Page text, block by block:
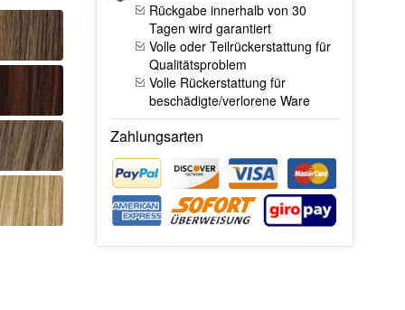
Rückgabe innerhalb von 30
Tagen wird garantiert
Volle oder Teilrückerstattung für
Qualitätsproblem
Volle Rückerstattung für
beschädigte/verlorene Ware
Zahlungsarten